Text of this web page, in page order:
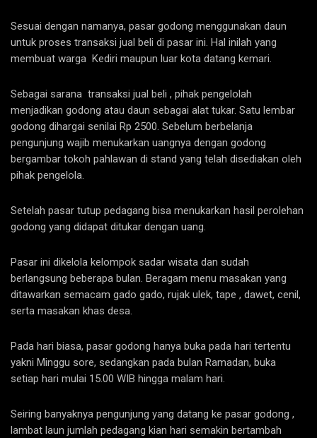
Sesuai dengan namanya, pasar godong menggunakan daun
untuk proses transaksi jual beli di pasar ini. Hal inilah yang
membuat warga Kediri maupun luar kota datang kemari.
Sebagai sarana transaksi jual beli , pihak pengelolah
menjadikan godong atau daun sebagai alat tukar. Satu lembar
godong dihargai senilai Rp 2500. Sebelum berbelanja
pengunjung wajib menukarkan uangnya dengan godong
bergambar tokoh pahlawan di stand yang telah disediakan oleh
pihak pengelola.
Setelah pasar tutup pedagang bisa menukarkan hasil perolehan
godong yang didapat ditukar dengan uang.
Pasar ini dikelola kelompok sadar wisata dan sudah
berlangsung beberapa bulan. Beragam menu masakan yang
ditawarkan semacam gado gado, rujak ulek, tape , dawet, cenil,
serta masakan khas desa.
Pada hari biasa, pasar godong hanya buka pada hari tertentu
yakni Minggu sore, sedangkan pada bulan Ramadan, buka
setiap hari mulai 15.00 WIB hingga malam hari.
Seiring banyaknya pengunjung yang datang ke pasar godong ,
lambat laun jumlah pedagang kian hari semakin bertambah